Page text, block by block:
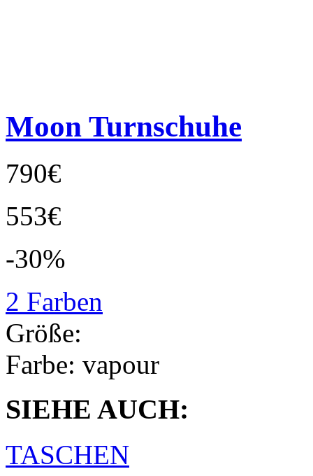
Moon Turnschuhe
790€
553€
-30%
2 Farben
Größe:
Farbe: vapour
SIEHE AUCH:
TASCHEN